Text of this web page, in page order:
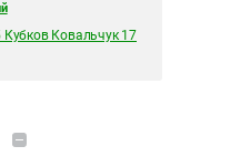
Ковальчук 17